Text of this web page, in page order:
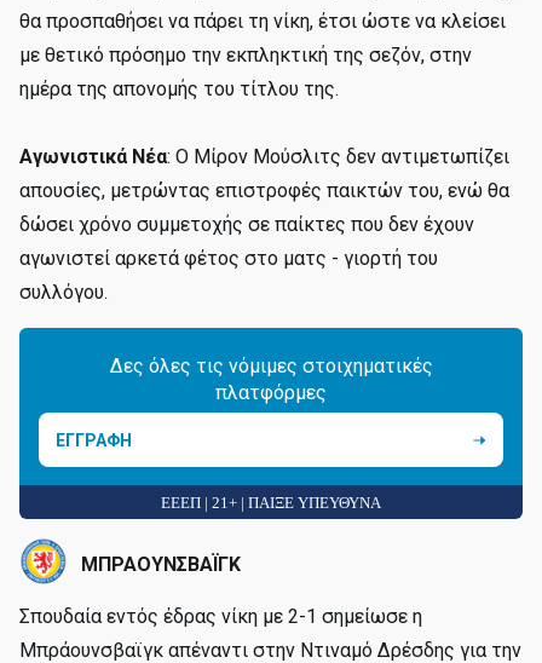
θα προσπαθήσει να πάρει τη νίκη, έτσι ώστε να κλείσει
με θετικό πρόσημο την εκπληκτική της σεζόν, στην
ημέρα της απονομής του τίτλου της.
Αγωνιστικά Νέα: Ο Μίρον Μούσλιτς δεν αντιμετωπίζει
απουσίες, μετρώντας επιστροφές παικτών του, ενώ θα
δώσει χρόνο συμμετοχής σε παίκτες που δεν έχουν
αγωνιστεί αρκετά φέτος στο ματς - γιορτή του
συλλόγου.
Δες όλες τις νόμιμες στοιχηματικές
πλατφόρμες
ΕΓΓΡΑΦΗ
ΕΕΕΠ | 21+ | ΠΑΙΞΕ ΥΠΕΥΘΥΝΑ
ΜΠΡΑΟΥΝΣΒΑΪΓΚ
Σπουδαία εντός έδρας νίκη με 2-1 σημείωσε η
Μπράουνσβαϊγκ απέναντι στην Ντιναμό Δρέσδης για την